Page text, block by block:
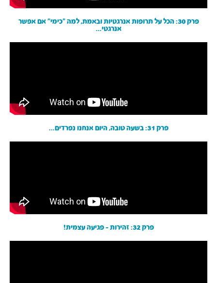
פרק 30: הכל על תרופות אנרגטיות ובאמת, למה ״כימי״ אם אפשר
אנרגטי...
פרק 31: בשעה טובה, היום אנחנו נפרדים...
פרק 32: זהירות - פגיעה עצמית!